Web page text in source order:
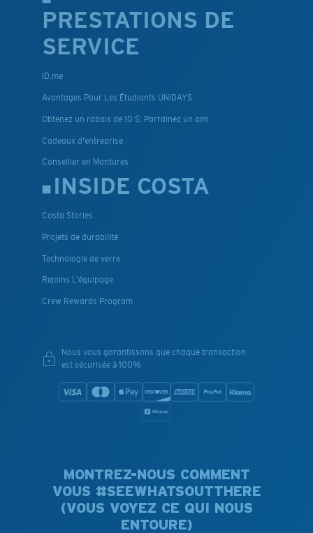
PRESTATIONS DE
SERVICE
ID.me
Avantages Pour Les Étudiants UNIDAYS
Obtenez un rabais de 10 $: Parrainez un ami
Cadeaux d'entreprise
Conseiller en Montures
INSIDE COSTA
Costa Stories
Projets de durabilité
Technologie de verre
Rejoins L'équipage
Crew Rewards Program
Nous vous garantissons que chaque transaction
est sécurisée à 100%
MONTREZ-NOUS COMMENT
VOUS #SEEWHATSOUTTHERE
(VOUS VOYEZ CE QUI NOUS
ENTOURE)